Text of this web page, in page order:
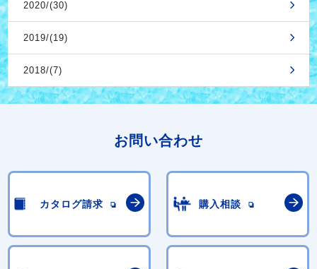
2020/(30)
2019/(19)
2018/(7)
お問い合わせ
カタログ請求 購入相談